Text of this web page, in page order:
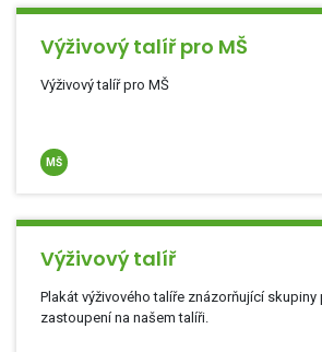
Výživový talíř pro MŠ
Výživový talíř pro MŠ
MŠ
Výživový talíř
Plakát výživového talíře znázorňující skupiny
zastoupení na našem talíři.